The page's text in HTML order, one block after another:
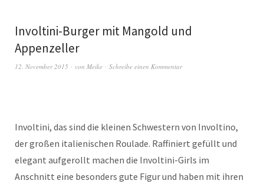
Involtini-Burger mit Mangold und
Appenzeller
12. November 2015 von Meike Schreibe einen Kommentar
Involtini, das sind die kleinen Schwestern von Involtino,
der großen italienischen Roulade. Raffiniert gefüllt und
elegant aufgerollt machen die Involtini-Girls im
Anschnitt eine besonders gute Figur und haben mit ihren